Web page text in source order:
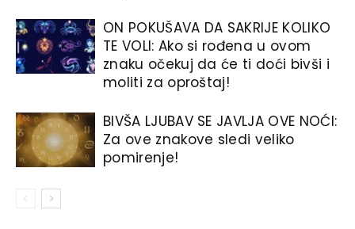
ON POKUŠAVA DA SAKRIJE KOLIKO
TE VOLI: Ako si rođena u ovom
znaku očekuj da će ti doći bivši i
moliti za oproštaj!
BIVŠA LJUBAV SE JAVLJA OVE NOĆI:
Za ove znakove sledi veliko
pomirenje!